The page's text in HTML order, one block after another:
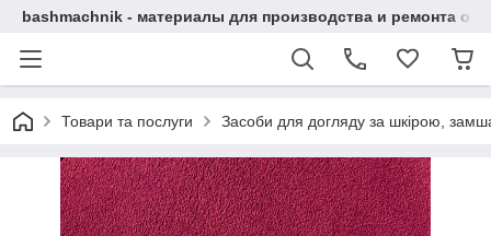
bashmachnik - материалы для производства и ремонта
Товари та послуги Засоби для догляду за шкірою,